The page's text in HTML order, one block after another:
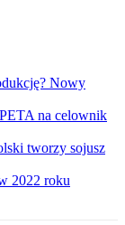
Nowy
na celownik
tworzy sojusz
2022 roku